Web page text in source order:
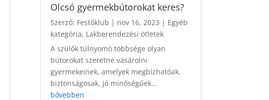
Olcsó gyermekbútorokat keres?
Szerző: Festőklub | nov 16, 2023 | Egyéb
kategória, Lakberendezési ötletek
A szülők túlnyomó többsége olyan
bútorokat szeretne vásárolni
gyermekeinek, amelyek megbízhatóak,
biztonságosak, jó minőségűek…
bővebben